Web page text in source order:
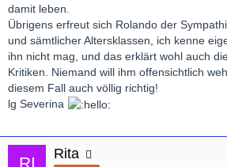
damit leben.
Übrigens erfreut sich Rolando der
und sämtlicher Altersklassen, ich kenne
ihn nicht mag, und das erklärt wohl auch
Kritiken. Niemand will ihm offensichtlich
diesem Fall auch völlig richtig!
lg Severina
Rita